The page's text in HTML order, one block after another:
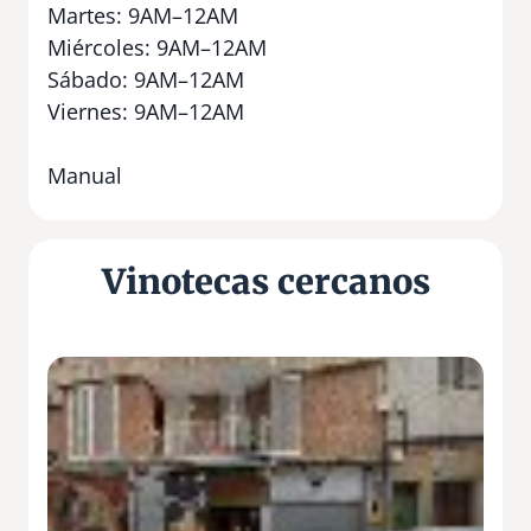
Martes: 9AM–12AM
Miércoles: 9AM–12AM
Sábado: 9AM–12AM
Viernes: 9AM–12AM
Manual
Vinotecas cercanos
E
l
C
e
l
l